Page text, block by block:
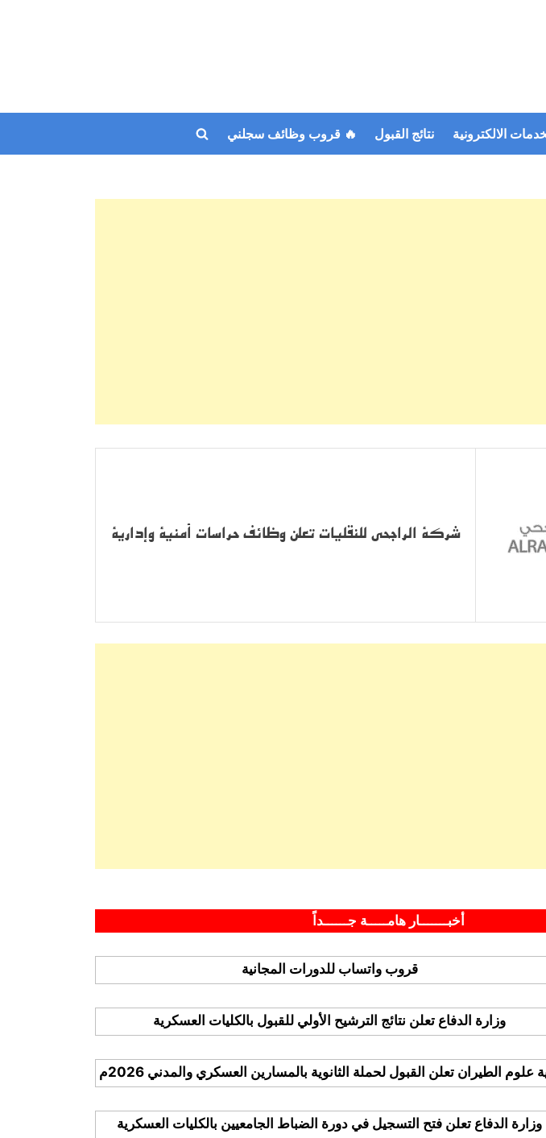
الالكترونية نتائج القبول 🔥 قروب وظائف سجلني
Toggle
شركة الراجحي للنقليات تعلن وظائف حراسات أمنية وإدارية
أخبـــــــار هامـــــة جــــــداً
قروب واتساب للدورات المجانية
وزارة الدفاع تعلن نتائج الترشيح الأولي للقبول بالكليات العسكرية
علوم الطيران تعلن القبول لحملة الثانوية بالمسارين العسكري والمدني 2026م
وزارة الدفاع تعلن فتح التسجيل في دورة الضباط الجامعيين بالكليات العسكرية